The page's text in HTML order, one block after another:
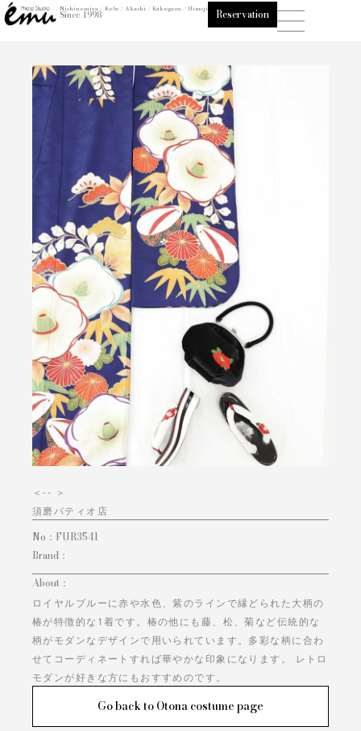
内
容
Nishinomiya / Kobe / Akashi / Kakogawa / Himeji
Since 1998 Reservation
＜-- ＞
須磨パティオ店
No： FUR3541
Brand：
About：
ロイヤルブルーに赤や水色、紫のラインで縁どられた大柄の
椿が特徴的な1着です。椿の他にも藤、松、菊など伝統的な
柄がモダンなデザインで用いられています。多彩な柄に合わ
せてコーディネートすれば華やかな印象になります。 レトロ
モダンが好きな方にもおすすめのです。
Go back to Otona costume page